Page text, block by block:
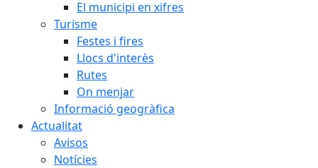
El municipi en xifres
Turisme
Festes i fires
Llocs d'interès
Rutes
On menjar
Informació geogràfica
Actualitat
Avisos
Notícies